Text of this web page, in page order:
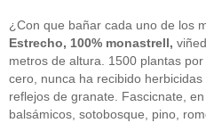
Guipuzcoa
(2)
(1)
Joan Roca(2)
libros (2)
Madrid(4)
mejores-productos (3)
México(1)
¿Con que bañar cada uno de los
Estrecho, 100% monastrell,
metros de altura. 1500 plantas
cero, nunca ha recibido
reflejos de granate. Fascicnate,
balsámicos, sotobosque, pino,